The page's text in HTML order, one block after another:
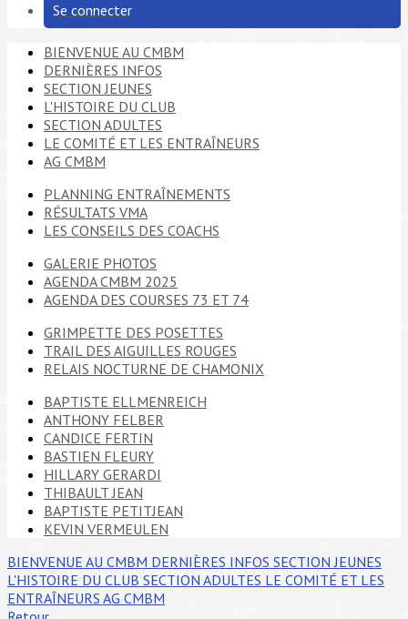
Se connecter
BIENVENUE AU CMBM
DERNIÈRES INFOS
SECTION JEUNES
L'HISTOIRE DU CLUB
SECTION ADULTES
LE COMITÉ ET LES ENTRAÎNEURS
AG CMBM
PLANNING ENTRAÎNEMENTS
RÉSULTATS VMA
LES CONSEILS DES COACHS
GALERIE PHOTOS
AGENDA CMBM 2025
AGENDA DES COURSES 73 ET 74
GRIMPETTE DES POSETTES
TRAIL DES AIGUILLES ROUGES
RELAIS NOCTURNE DE CHAMONIX
BAPTISTE ELLMENREICH
ANTHONY FELBER
CANDICE FERTIN
BASTIEN FLEURY
HILLARY GERARDI
THIBAULT JEAN
BAPTISTE PETITJEAN
KEVIN VERMEULEN
BIENVENUE AU CMBM DERNIÈRES INFOS SECTION JEUNES
L'HISTOIRE DU CLUB SECTION ADULTES LE COMITÉ ET LES
ENTRAÎNEURS AG CMBM